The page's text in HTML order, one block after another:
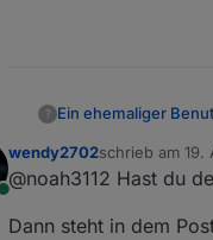
?
Online
wendy2702schrieb am 19.
zuletzt editiert
@noah3112 Hast du
Dann steht in dem